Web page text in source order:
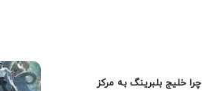
چرا خلیج بلبرینگ به مرکز